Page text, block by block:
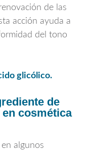
de las
acción ayuda a
del tono
glicólico.
de
cosmética
algunos